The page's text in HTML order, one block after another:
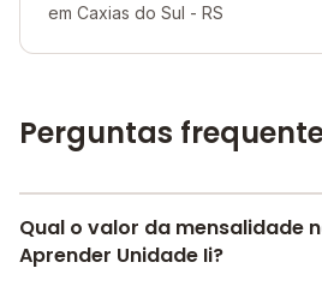
em Caxias do Sul - RS
Perguntas
Qual o valor da mensalidade
Aprender Unidade Ii?